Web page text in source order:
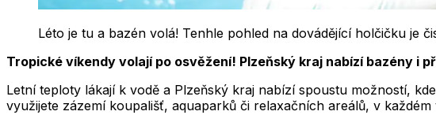
Léto je tu a bazén volá! Tenhle pohled na dovádějící holčičku je
Tropické víkendy volají po osvěžení! Plzeňský kraj nabízí bazény i
Letní teploty lákají k vodě a Plzeňský kraj nabízí spoustu možností,
využijete zázemí koupališť, aquaparků či relaxačních areálů, v